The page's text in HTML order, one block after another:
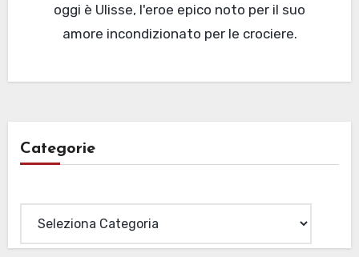
oggi è Ulisse, l'eroe epico noto per il suo
amore incondizionato per le crociere.
Categorie